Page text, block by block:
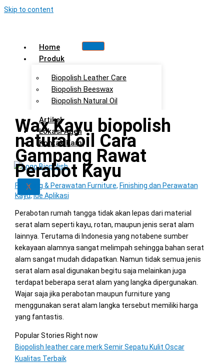
Skip to content
Home
Produk
Biopolish Leather Care
Biopolish Beeswax
Biopolish Natural Oil
Artikel
Lokasi Agen
Kontak Kami
X
Wax Kayu biopolish
natural oil Cara
Gampang Rawat
Perabot Kayu
Finishing & Perawatan Furniture, Finishing dan Perawatan
Kayu,Ide Aplikasi
Perabotan rumah tangga tidak akan lepas dari material
serat alam seperti kayu, rotan, maupun jenis serat alam
lainnya. Terutama di Indonesia yang notabene sumber
kekayaan alamnya sangat melimpah sehingga bahan serat
alam sangat mudah didapatkan. Namun tidak semua jenis
serat alam asal digunakan begitu saja melainkan juga
terdapat beberapa serat alam yang langka dipergunakan.
Wajar saja jika perabotan maupun furniture yang
menggunakan serat alam langka tersebut memiliki harga
yang fantastis.
Popular Stories Right now
Biopolish leather care merk Semir Sepatu Kulit Oscar
Kualitas Terbaik